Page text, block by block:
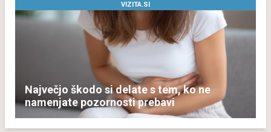
VIZITA.SI
Največjo škodo si delate s tem, ko ne
namenjate pozornosti prebavi